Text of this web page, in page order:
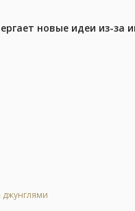
новые идеи из-за
джунглями